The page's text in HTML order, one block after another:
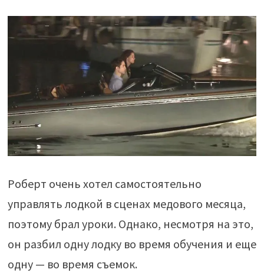
Роберт очень хотел самостоятельно
управлять лодкой в сценах медового месяца,
поэтому брал уроки. Однако, несмотря на это,
он разбил одну лодку во время обучения и еще
одну — во время съемок.